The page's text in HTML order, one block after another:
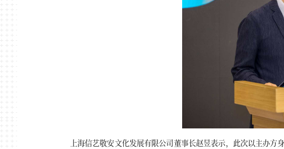
上海信艺敬安文化发展有限公司董事长赵昱表示，此次以主办